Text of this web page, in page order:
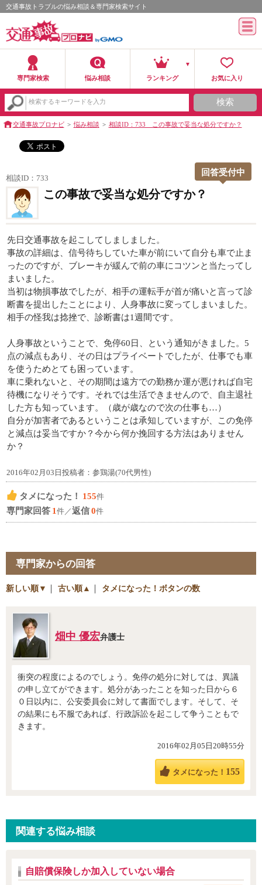
交通事故トラブルの悩み相談＆専門家検索サイト
専門家検索 悩み相談 ランキング お気に入り
検索するキーワードを入力 検索
交通事故プロナビ 悩み相談 相談ID：733 この事故で妥当な処分ですか？
相談ID：733
回答受付中
この事故で妥当な処分ですか？
先日交通事故を起こしてしましました。
事故の詳細は、信号待ちしていた車が前にいて自分も車で止ま
ったのですが、ブレーキが緩んで前の車にコツンと当たってし
まいました。
当初は物損事故でしたが、相手の運転手が首が痛いと言って診
断書を提出したことにより、人身事故に変ってしまいました。
相手の怪我は捻挫で、診断書は1週間です。
人身事故ということで、免停60日、という通知がきました。5
点の減点もあり、その日はプライベートでしたが、仕事でも車
を使うためとても困っています。
車に乗れないと、その期間は遠方での勤務か運が悪ければ自宅
待機になりそうです。それでは生活できませんので、自主退社
した方も知っています。（歳が歳なので次の仕事も…）
自分が加害者であるということは承知していますが、この免停
と減点は妥当ですか？今から何か挽回する方法はありません
か？
2016年02月03日投稿者：参鶏湯(70代男性)
タメになった！ 155件
専門家回答 1 件／返信0件
専門家からの回答
新しい順▼ 古い順▲ タメになった！ボタンの数
畑中 優宏弁護士
衝突の程度によるのでしょう。免停の処分に対しては、異議
の申し立てができます。処分があったことを知った日から６
０日以内に、公安委員会に対して書面でします。そして、そ
の結果にも不服であれば、行政訴訟を起こして争うこともで
きます。
2016年02月05日20時55分
タメになった！ 155
関連する悩み相談
自賠償保険しか加入していない場合